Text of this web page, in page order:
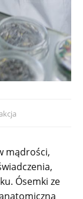
mądrości,
Ósemki ze